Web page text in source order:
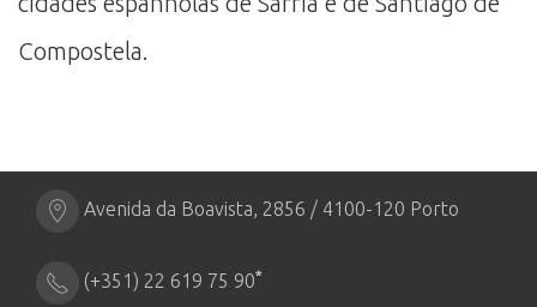
Compostela.
Avenida da Boavista, 2856 / 4100-120 Porto
(+351) 22 619 75 90*